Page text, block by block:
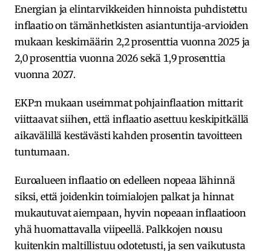
Energian ja elintarvikkeiden hinnoista puhdistettu
inflaatio on tämänhetkisten asiantuntija-arvioiden
mukaan keskimäärin 2,2 prosenttia vuonna 2025 ja
2,0 prosenttia vuonna 2026 sekä 1,9 prosenttia
vuonna 2027.
EKP:n mukaan useimmat pohjainflaation mittarit
viittaavat siihen, että inflaatio asettuu keskipitkällä
aikavälillä kestävästi kahden prosentin tavoitteen
tuntumaan.
Euroalueen inflaatio on edelleen nopeaa lähinnä
siksi, että joidenkin toimialojen palkat ja hinnat
mukautuvat aiempaan, hyvin nopeaan inflaatioon
yhä huomattavalla viipeellä. Palkkojen nousu
kuitenkin maltillistuu odotetusti, ja sen vaikutusta